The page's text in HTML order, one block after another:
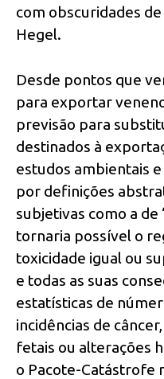
com obscuridades
Hegel.
Desde pontos que
para exportar
previsão para
destinados à
estudos ambientais
por definições
subjetivas como a de
tornaria possível o
toxicidade igual ou
e todas as suas
estatísticas de
incidências de
fetais ou alterações
o Pacote-Catástrofe